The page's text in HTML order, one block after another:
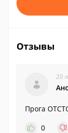
Отзывы
20
Прога
0